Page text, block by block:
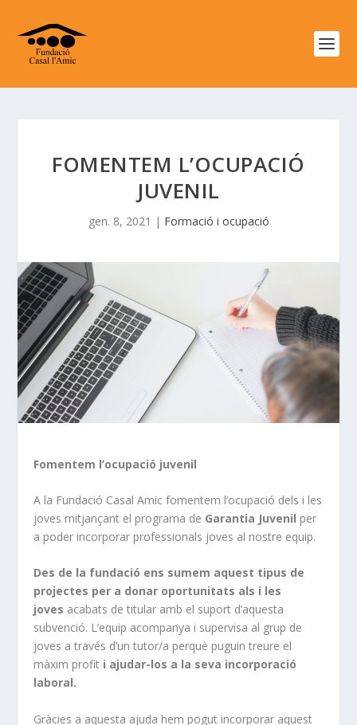
FOMENTEM L’OCUPACIÓ
JUVENIL
gen. 8, 2021 | Formació i ocupació
Fomentem l’ocupació juvenil
A la Fundació Casal Amic fomentem l’ocupació dels i les
joves mitjançant el programa de Garantia Juvenil per
a poder incorporar professionals joves al nostre equip.
Des de la fundació ens sumem aquest tipus de
projectes per a donar oportunitats als i les
joves acabats de titular amb el suport d’aquesta
subvenció. L’equip acompanya i supervisa al grup de
joves a través d’un tutor/a perquè puguin treure el
màxim profit i ajudar-los a la seva incorporació
laboral.
Gràcies a aquesta ajuda hem pogut incorporar aquest